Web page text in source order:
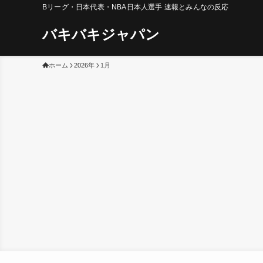
Bリーグ・日本代表・NBA日本人選手 速報とみんなの反応
バキバキジャパン
ホーム 2026年 1月